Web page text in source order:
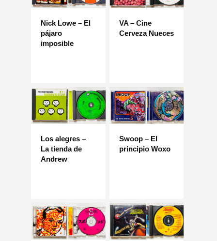
Nick Lowe – El
pájaro
imposible
VA – Cine
Cerveza Nueces
Los alegres –
La tienda de
Andrew
Swoop – El
principio Woxo